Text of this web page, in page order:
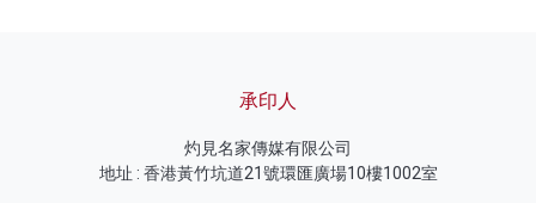
承印人
灼見名家傳媒有限公司
地址 : 香港黃竹坑道21號環匯廣場10樓1002室